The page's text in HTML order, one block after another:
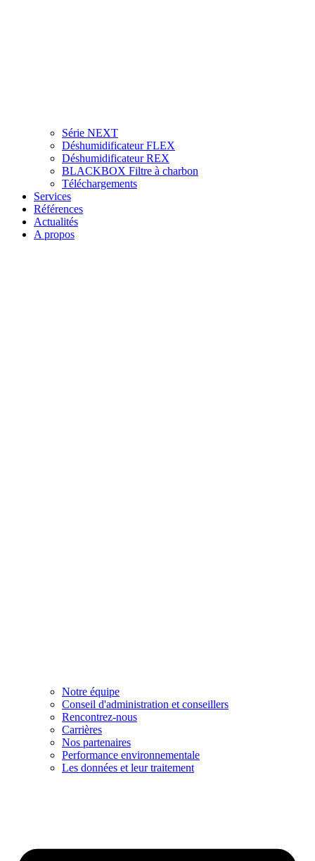
Série NEXT
Déshumidificateur FLEX
Déshumidificateur REX
BLACKBOX Filtre à charbon
Téléchargements
Services
Références
Actualités
A propos
Notre équipe
Conseil d'administration et conseillers
Rencontrez-nous
Carrières
Nos partenaires
Performance environnementale
Les données et leur traitement